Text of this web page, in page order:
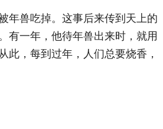
兽吃掉。这事后来传到天上的
有一年，他待年兽出来时，就用
此，每到过年，人们总要烧香，